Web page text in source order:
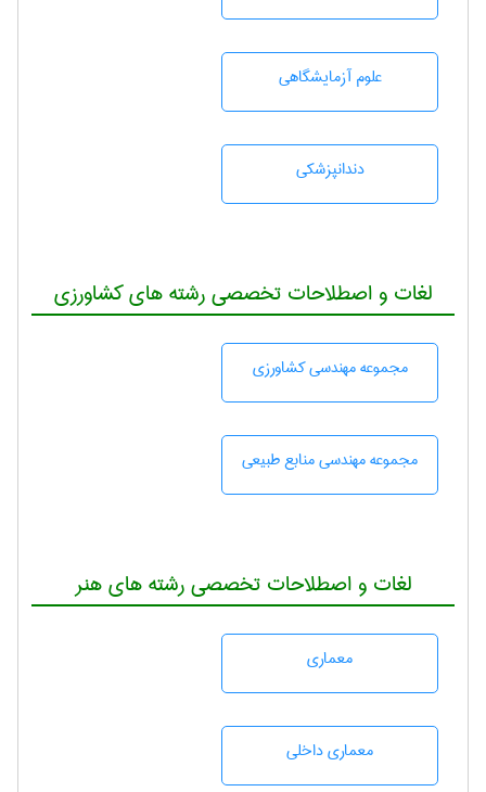
علوم آزمايشگاهی
دندانپزشكی
لغات و اصطلاحات تخصصی رشته های کشاورزی
مجموعه مهندسی كشاورزی
مجموعه مهندسی منابع طبيعی
لغات و اصطلاحات تخصصی رشته های هنر
معماری
معماری داخلی